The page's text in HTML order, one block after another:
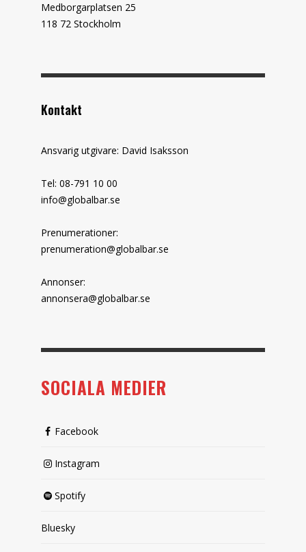
Medborgarplatsen 25
118 72 Stockholm
Kontakt
Ansvarig utgivare: David Isaksson
Tel: 08-791 10 00
info@globalbar.se
Prenumerationer:
prenumeration@globalbar.se
Annonser:
annonsera@globalbar.se
SOCIALA MEDIER
Facebook
Instagram
Spotify
Bluesky